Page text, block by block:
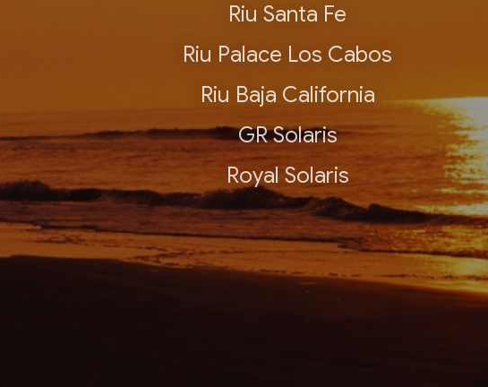
Riu Santa Fe
Riu Palace Los Cabos
Riu Baja California
GR Solaris
Royal Solaris